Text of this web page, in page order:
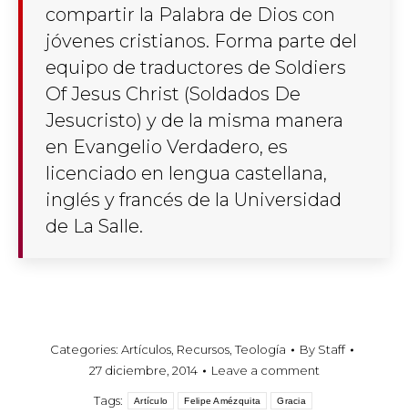
compartir la Palabra de Dios con
jóvenes cristianos. Forma parte del
equipo de traductores de Soldiers
Of Jesus Christ (Soldados De
Jesucristo) y de la misma manera
en Evangelio Verdadero, es
licenciado en lengua castellana,
inglés y francés de la Universidad
de La Salle.
Categories: Artículos, Recursos,Teología By Staff
27 diciembre, 2014
Leave a comment
Tags: Artículo Felipe Amézquita Gracia